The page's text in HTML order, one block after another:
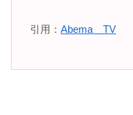
引用： Abema TV